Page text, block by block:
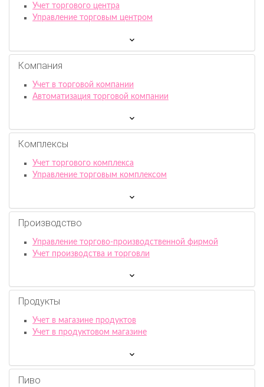
Учет торгового центра
Управление торговым центром
Компания
Учет в торговой компании
Автоматизация торговой компании
Комплексы
Учет торгового комплекса
Управление торговым комплексом
Производство
Управление торгово-производственной фирмой
Учет производства и торговли
Продукты
Учет в магазине продуктов
Учет в продуктовом магазине
Пиво